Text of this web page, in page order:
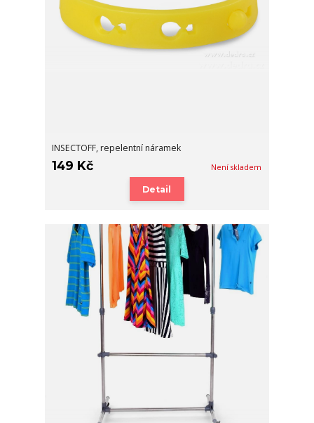
INSECTOFF, repelentní náramek
149 Kč Není skladem
Detail